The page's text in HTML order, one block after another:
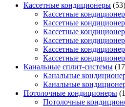
Кассетные кондиционеры (53)
Кассетные
Кассетные
Кассетные
Кассетные
Кассетные
Кассетные
Канальные сплит-системы
Канальные
Канальные
Потолочные кондиционеры
Потолочные